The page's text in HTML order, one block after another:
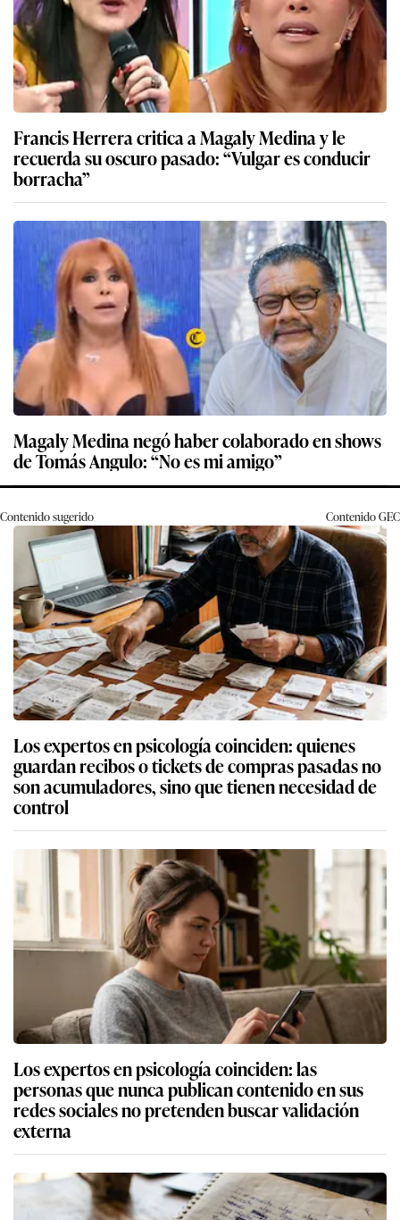
Francis Herrera critica a Magaly Medina y le
recuerda su oscuro pasado: “Vulgar es conducir
borracha”
Magaly Medina negó haber colaborado en shows
de Tomás Angulo: “No es mi amigo”
Contenido sugerido ContenidoGEC
Los expertos en psicología coinciden: quienes
guardan recibos o tickets de compras pasadas no
son acumuladores, sino que tienen necesidad de
control
Los expertos en psicología coinciden: las
personas que nunca publican contenido en sus
redes sociales no pretenden buscar validación
externa